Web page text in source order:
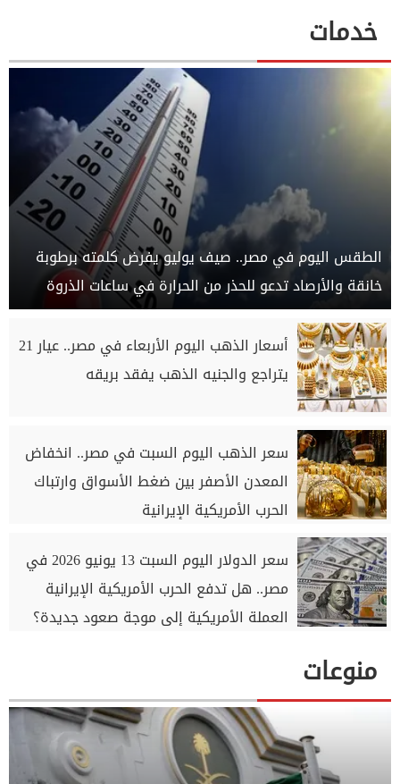
خدمات
الطقس اليوم في مصر.. صيف يوليو يفرض كلمته برطوبة
خانقة والأرصاد تدعو للحذر من الحرارة في ساعات الذروة
أسعار الذهب اليوم الأربعاء في مصر.. عيار 21
يتراجع والجنيه الذهب يفقد بريقه
سعر الذهب اليوم السبت في مصر.. انخفاض
المعدن الأصفر بين ضغط الأسواق وارتباك
الحرب الأمريكية الإيرانية
سعر الدولار اليوم السبت 13 يونيو 2026 في
مصر.. هل تدفع الحرب الأمريكية الإيرانية
العملة الأمريكية إلى موجة صعود جديدة؟
منوعات